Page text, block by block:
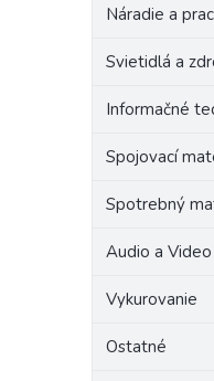
Náradie a
Svietidlá a
Informačné
Spojovací
Spotrebný
Audio a
Vykurovanie
Ostatné